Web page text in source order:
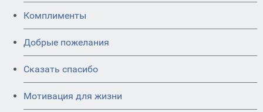
Комплименты
Добрые пожелания
Сказать спасибо
Мотивация для жизни